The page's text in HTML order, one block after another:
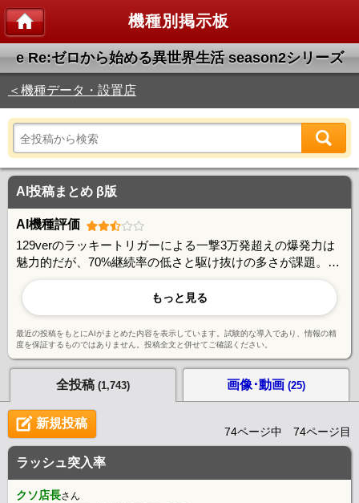
機種別掲示板
e Re:ゼロから始める異世界生活 season2シリーズ
＜機種データ・設置店
AI投稿まとめ β版
AI機種評価
129verのラッキートリガーによる一撃3万発超えの爆発力は
魅力的だが、70%継続率の低さと駆け抜けの多さが課題。
249verは初当たりの重さと先バレ演出の信頼度低下が指摘さ
れ、349verと比較して演出バランスに改善の余地があるとの
声も。P機化による払い出し速度の遅さなど快適性の面でも
賛否が分かれている
もっと見る
最近の投稿をもとにAIがまとめた内容を表示しています。試験的な導入であり、情報の精
度を保証するものではありません。投稿全文と併せてご確認ください。
全投稿 (1,743) 画像･動画 (25)
新規投稿
74ページ中 74ページ目
ラッシュ突入率
クソ店長さん